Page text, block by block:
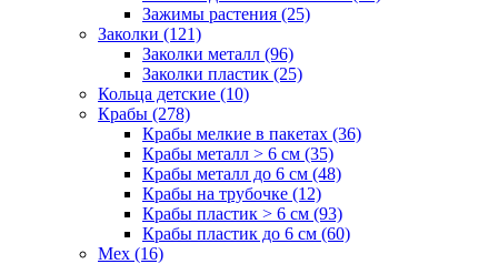
Зажимы растения (25)
Заколки (121)
Заколки металл (96)
Заколки пластик (25)
Кольца детские (10)
Крабы (278)
Крабы мелкие в пакетах (36)
Крабы металл > 6 см (35)
Крабы металл до 6 см (48)
Крабы на трубочке (12)
Крабы пластик > 6 см (93)
Крабы пластик до 6 см (60)
Мех (16)